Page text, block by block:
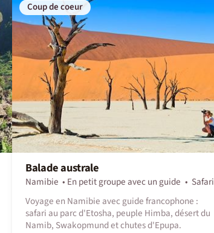
Coup de coeur
Balade australe
Namibie En petit groupe avec un guide
Safari
Voyage en Namibie avec guide francophone :
safari au parc d'Etosha, peuple Himba, désert du
Namib, Swakopmund et chutes d'Epupa.